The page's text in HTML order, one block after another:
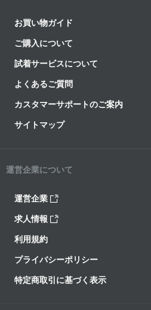
お買い物ガイド
ご購入について
試着サービスについて
よくあるご質問
カスタマーサポートのご案内
サイトマップ
運営企業について
運営企業
求人情報
利用規約
プライバシーポリシー
特定商取引に基づく表示